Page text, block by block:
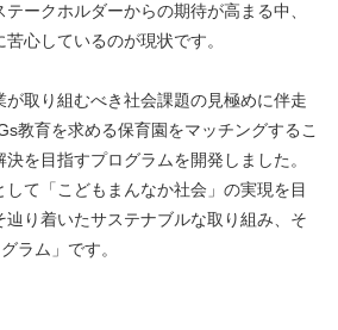
ークホルダーからの期待が高まる中、
心しているのが現状です。
が取り組むべき社会課題の見極めに伴走
教育を求める保育園をマッチングするこ
を目指すプログラムを開発しました。
て「こどもまんなか社会」の実現を目
り着いたサステナブルな取り組み、そ
ラム」です。